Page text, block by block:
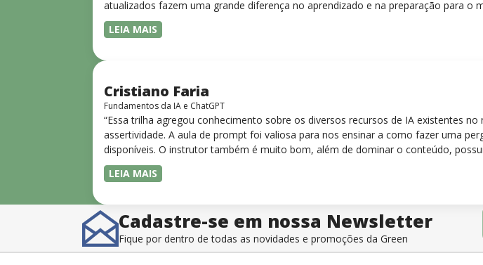
atualizados fazem uma grande diferença no aprendizado e na preparação para o
LEIA MAIS
Cristiano Faria
Fundamentos da IA e ChatGPT
“Essa trilha agregou conhecimento sobre os diversos recursos de IA existentes
assertividade. A aula de prompt foi valiosa para nos ensinar a como fazer uma
disponíveis. O instrutor também é muito bom, além de dominar o conteúdo,
LEIA MAIS
Cadastre-se em nossa Newsletter
Fique por dentro de todas as novidades e promoções da Green